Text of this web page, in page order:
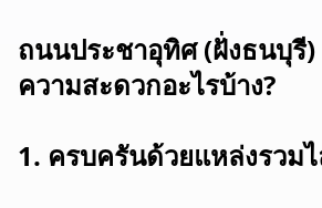
ถนนประชาอุทิศ (ฝั่งธนบุรี)
ความสะดวกอะไรบ้าง?
1. ครบครันด้วยแหล่งรวม